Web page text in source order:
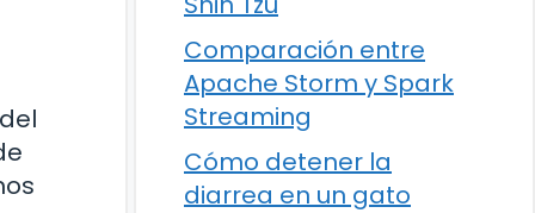
Comparación entre
Apache Storm y Spark
Streaming
Cómo detener la
diarrea en un gato